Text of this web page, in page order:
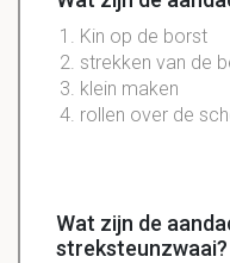
Kin op de borst
strekken van de
klein maken
rollen over de
Wat zijn de
streksteunzwaai?